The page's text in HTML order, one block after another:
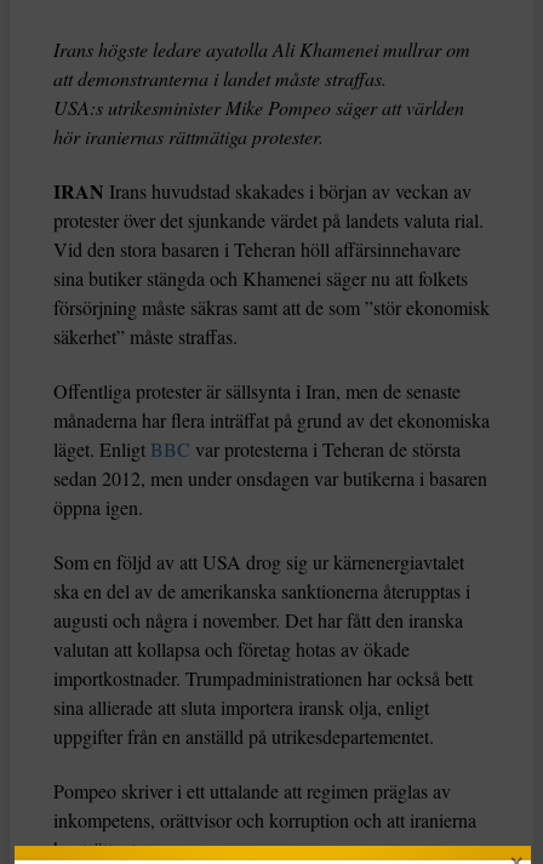
Irans högste ledare ayatolla Ali Khamenei mullrar om
att demonstranterna i landet måste straffas.
USA:s utrikesminister Mike Pompeo säger att världen
hör iraniernas rättmätiga protester.
IRAN Irans huvudstad skakades i början av veckan av
protester över det sjunkande värdet på landets valuta rial.
Vid den stora basaren i Teheran höll affärsinnehavare
sina butiker stängda och Khamenei säger nu att folkets
försörjning måste säkras samt att de som ”stör ekonomisk
säkerhet” måste straffas.
Offentliga protester är sällsynta i Iran, men de senaste
månaderna har flera inträffat på grund av det ekonomiska
läget. Enligt BBC var protesterna i Teheran de största
sedan 2012, men under onsdagen var butikerna i basaren
öppna igen.
Som en följd av att USA drog sig ur kärnenergiavtalet
ska en del av de amerikanska sanktionerna återupptas i
augusti och några i november. Det har fått den iranska
valutan att kollapsa och företag hotas av ökade
importkostnader. Trumpadministrationen har också bett
sina allierade att sluta importera iransk olja, enligt
uppgifter från en anställd på utrikesdepartementet.
Pompeo skriver i ett uttalande att regimen präglas av
inkompetens, orättvisor och korruption och att iranierna
har tröttnat.